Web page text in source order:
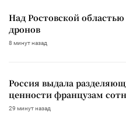
Над Ростовской
дронов
8 минут назад
Россия выдала
ценности французам
29 минут назад